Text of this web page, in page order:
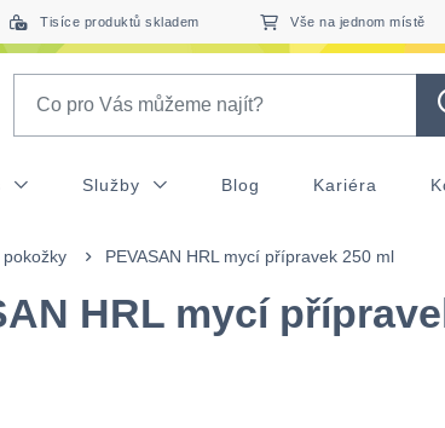
Tisíce produktů skladem Vše na jednom místě
Služby Blog Kariéra
PEVASAN HRL mycí přípravek 250 ml
HRL mycí